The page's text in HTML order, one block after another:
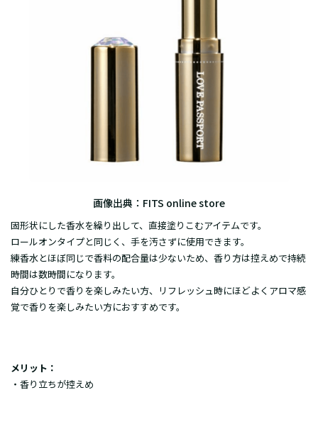
画像出典： FITS online store
固形状にした香水を繰り出して、直接塗りこむアイテムです。
ロールオンタイプと同じく、手を汚さずに使用できます。
練香水とほぼ同じで香料の配合量は少ないため、香り方は控えめで持続
時間は数時間になります。
自分ひとりで香りを楽しみたい方、リフレッシュ時にほどよくアロマ感
覚で香りを楽しみたい方におすすめです。
メリット：
・香り立ちが控えめ